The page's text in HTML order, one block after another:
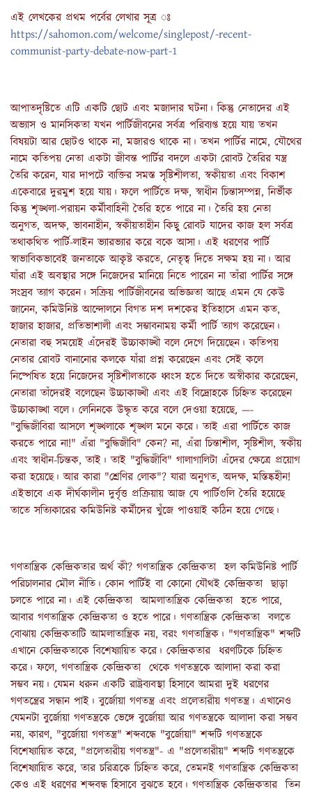
এই লেখকের প্রথম পর্বের লেখার সূত্র ঃ
https://sahomon.com/welcome/singlepost/-recent-
communist-party-debate-now-part-1
আপাতদৃষ্টিতে এটি একটি ছোট এবং মজাদার ঘটনা। কিন্তু নেতাদের এই
অভ্যাস ও মানসিকতা যখন পার্টিজীবনের সর্বত্র পরিব্যপ্ত হয়ে যায় তখন
বিষয়টা আর ছোটও থাকে না, মজারও থাকে না। তখন পার্টির নামে, যৌথের
নামে কতিপয় নেতা একটা জীবন্ত পার্টির বদলে একটা রোবট তৈরির যন্ত্র
তৈরি করেন, যার দাপটে ব্যক্তির সমস্ত সৃষ্টিশীলতা, স্বকীয়তা এবং বিকাশ
একেবারে দুরমুশ হয়ে যায়। ফলে পার্টিতে দক্ষ, স্বাধীন চিন্তাসম্পন্ন, নির্ভীক
কিন্তু শৃঙ্খলা-পরায়ন কর্মীবাহিনী তৈরি হতে পারে না। তৈরি হয় নেতা
অনুগত, অদক্ষ, ভাবনাহীন, স্বকীয়তাহীন কিছু রোবট যাদের কাজ হল সর্বত্র
তথাকথিত পার্টি-লাইন ভ্যারভ্যার করে বকে আসা। এই ধরণের পার্টি
স্বাভাবিকভাবেই জনতাকে আকৃষ্ট করতে, নেতৃত্ব দিতে সক্ষম হয় না। আর
যাঁরা এই অবস্থার সঙ্গে নিজেদের মানিয়ে নিতে পারেন না তাঁরা পার্টির সঙ্গে
সংস্রব ত্যাগ করেন। সক্রিয় পার্টিজীবনের অভিজ্ঞতা আছে এমন যে কেউ
জানেন, কমিউনিষ্ট আন্দোলনে বিগত দশ দশকের ইতিহাসে এমন কত,
হাজার হাজার, প্রতিভাশালী এবং সম্ভাবনাময় কর্মী পার্টি ত্যাগ করেছেন।
নেতারা বহু সময়েই এঁদেরই উচ্চাকাঙ্খী বলে দেগে দিয়েছেন। কতিপয়
নেতার রোবট বানানোর কলকে যাঁরা প্রশ্ন করেছেন এবং সেই কলে
নিষ্পেষিত হয়ে নিজেদের সৃষ্টিশীলতাকে ধ্বংস হতে দিতে অস্বীকার করেছেন,
নেতারা তাঁদেরই বলেছেন উচ্চাকাঙ্খী এবং এই বিদ্রোহকে চিহ্নিত করেছেন
উচ্চাকাঙ্খা বলে। লেনিনকে উদ্ধৃত করে বলে দেওয়া হয়েছে, —-
"বুদ্ধিজীবিরা আসলে শৃঙ্খলাকে শৃঙ্খল মনে করে। তাই এরা পার্টিতে কাজ
করতে পারে না!" এঁরা "বুদ্ধিজীবি" কেন? না, এঁরা চিন্তাশীল, সৃষ্টিশীল, স্বকীয়
এবং স্বাধীন-চিন্তক, তাই। তাই "বুদ্ধিজীবি" গালাগালিটা এঁদের ক্ষেত্রে প্রয়োগ
করা হয়েছে। আর কারা "শ্রেণির লোক"? যারা অনুগত, অদক্ষ, মস্তিষ্কহীন!
এইভাবে এক দীর্ঘকালীন দুর্বৃত্ত প্রক্রিয়ায় আজ যে পার্টিগুলি তৈরি হয়েছে
তাতে সত্যিকারের কমিউনিষ্ট কর্মীদের খুঁজে পাওয়াই কঠিন হয়ে গেছে।
গণতান্ত্রিক কেন্দ্রিকতার অর্থ কী? গণতান্ত্রিক কেন্দ্রিকতা হল কমিউনিষ্ট পার্টি
পরিচালনার মৌল নীতি। কোন পার্টিই বা কোনো যৌথই কেন্দ্রিকতা ছাড়া
চলতে পারে না। এই কেন্দ্রিকতা আমলাতান্ত্রিক কেন্দ্রিকতা হতে পারে,
আবার গণতান্ত্রিক কেন্দ্রিকতা ও হতে পারে। গণতান্ত্রিক কেন্দ্রিকতা বলতে
বোঝায় কেন্দ্রিকতাটি আমলাতান্ত্রিক নয়, বরং গণতান্ত্রিক। "গণতান্ত্রিক" শব্দটি
এখানে কেন্দ্রিকতাকে বিশেষ্যায়িত করে। কেন্দ্রিকতার ধরণটিকে চিহ্নিত
করে। ফলে, গণতান্ত্রিক কেন্দ্রিকতা থেকে গণতন্ত্রকে আলাদা করা করা
সম্ভব নয়। যেমন ধরুন একটি রাষ্ট্রব্যবস্থা হিসাবে আমরা দুই ধরণের
গণতন্ত্রের সন্ধান পাই। বুর্জোয়া গণতন্ত্র এবং প্রলেতারীয় গণতন্ত্র। এখানেও
যেমনটা বুর্জোয়া গণতন্ত্রকে ভেঙ্গে বুর্জোয়া আর গণতন্ত্রকে আলাদা করা সম্ভব
নয়, কারণ, "বুর্জোয়া গণতন্ত্র" শব্দবন্ধে "বুর্জোয়া" শব্দটি গণতন্ত্রকে
বিশেষ্যায়িত করে, "প্রলেতারীয় গণতন্ত্র"- এ "প্রলেতারীয়" শব্দটি গণতন্ত্রকে
বিশেষ্যায়িত করে, তার চরিত্রকে চিহ্নিত করে, তেমনই গণতান্ত্রিক কেন্দ্রিকতা
কেও এই ধরণের শব্দবন্ধ হিসাবে বুঝতে হবে। গণতান্ত্রিক কেন্দ্রিকতার তিন